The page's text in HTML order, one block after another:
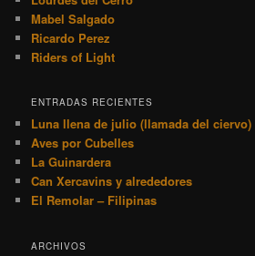
Mabel Salgado
Ricardo Perez
Riders of Light
ENTRADAS RECIENTES
Luna llena de julio (llamada del ciervo)
Aves por Cubelles
La Guinardera
Can Xercavins y alrededores
El Remolar – Filipinas
ARCHIVOS